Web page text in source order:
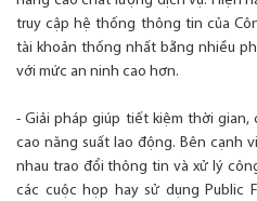
truy cập hệ thống thông tin của
tài khoản thống nhất bằng nhiều
với mức an ninh cao hơn.
- Giải pháp giúp tiết kiệm thời
cao năng suất lao động. Bên cạnh
nhau trao đổi thông tin và xử lý
các cuộc họp hay sử dụng Public